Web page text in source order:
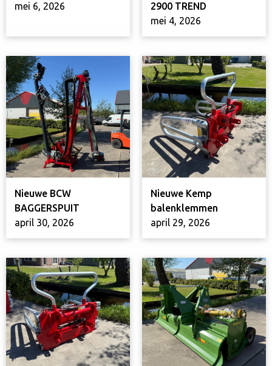
mei 6, 2026
2900 TREND
mei 4, 2026
Nieuwe BCW
BAGGERSPUIT
april 30, 2026
Nieuwe Kemp
balenklemmen
april 29, 2026